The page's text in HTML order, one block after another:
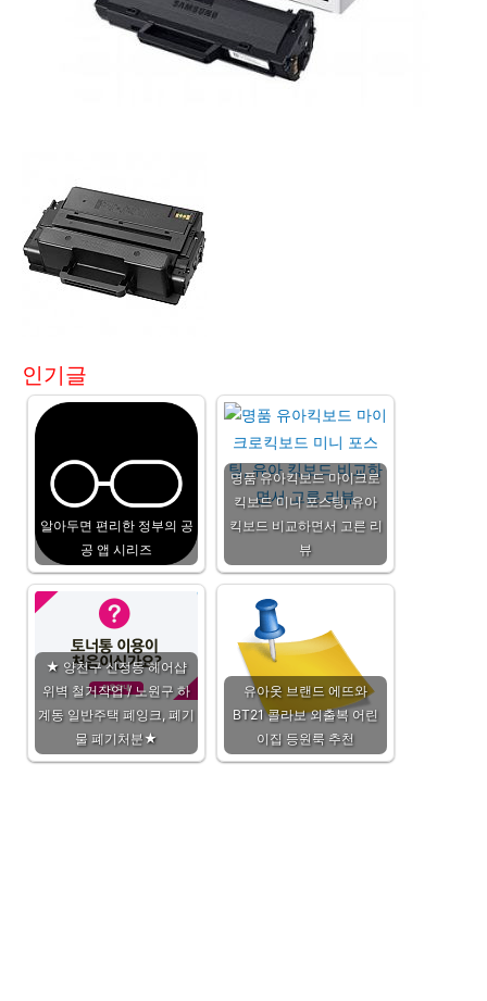
인기글
알아두면 편리한 정부의 공
공 앱 시리즈
명품 유아킥보드 마이크로
킥보드 미니 포스팅, 유아
킥보드 비교하면서 고른 리
뷰
★ 양천구 신정동 헤어샵
위벽 철거작업 / 노원구 하
계동 일반주택 폐잉크, 폐기
물 폐기처분★
유아옷 브랜드 에뜨와
BT21 콜라보 외출복 어린
이집 등원룩 추천